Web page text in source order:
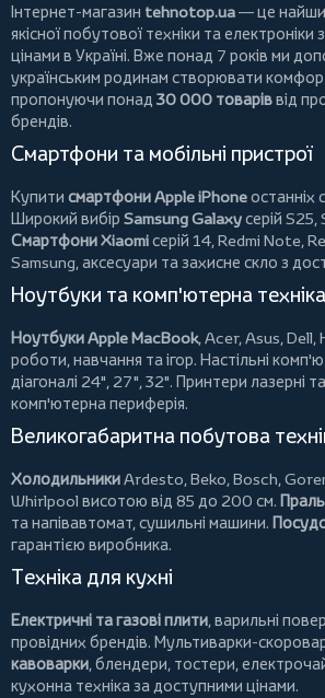
Інтернет-магазин tehnotop.ua— це
якісної побутової техніки та
цінами в Україні. Вже понад 7 років ми
українським родинам створювати
пропонуючи понад 30 000 товаріввід
брендів.
Смартфони та мобільні пристрої
Купити смартфони Apple iPhoneостанніх
Широкий вибір Samsung Galaxyсерій S25,
Смартфони Xiaomiсерій 14, Redmi Note,
Samsung, аксесуари тазахисне скло з
Ноутбуки та комп'ютерна техніка
Ноутбуки Apple MacBook,Acer,Asus,Dell,
роботи, навчання та ігор. Настільні
діагоналі 24", 27", 32". Принтери лазерні
комп'ютерна периферія.
Великогабаритна побутова
ХолодильникиArdesto,Beko,Bosch,
Whirlpool висотою від 85 до 200 см.
та напівавтомат,сушильні машини.
гарантією виробника.
Техніка для кухні
Електричні та газові плити, варильні
провідних брендів. Мультиварки-
кавоварки,блендери, тостери,
кухонна техніка за доступними цінами.